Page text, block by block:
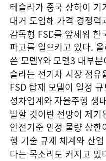
테슬라가 중국 상하이 기
대거 도입해 가격 경쟁
감독형 FSD를 앞세워 한
파고를 일으키고 있다.
쓴 모델Y와 모델3 대부
슬라는 전기차 시장 점
FSD 탑재 모델이 일정
성차업계와 자율주행 생
발할 것이란 전망이 제기
안전기준 인정 물량 상
행 기술 규제 체계와 산
다는 목소리도 커지고 있